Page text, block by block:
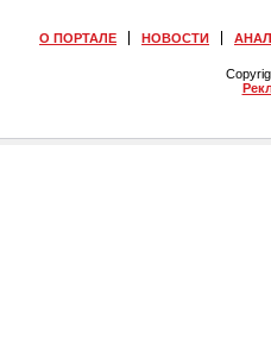
О ПОРТАЛЕ НОВОСТИ